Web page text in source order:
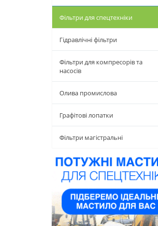
Фільтри для спецтехніки
Гідравлічні фільтри
Фільтри для компресорів та
насосів
Олива промислова
Графітові лопатки
Фільтри магістральні